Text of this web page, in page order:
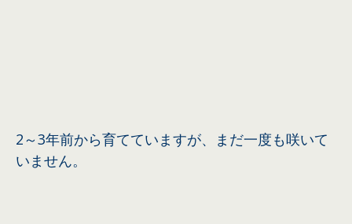
2～3年前から育てていますが、まだ一度も咲いて
いません。